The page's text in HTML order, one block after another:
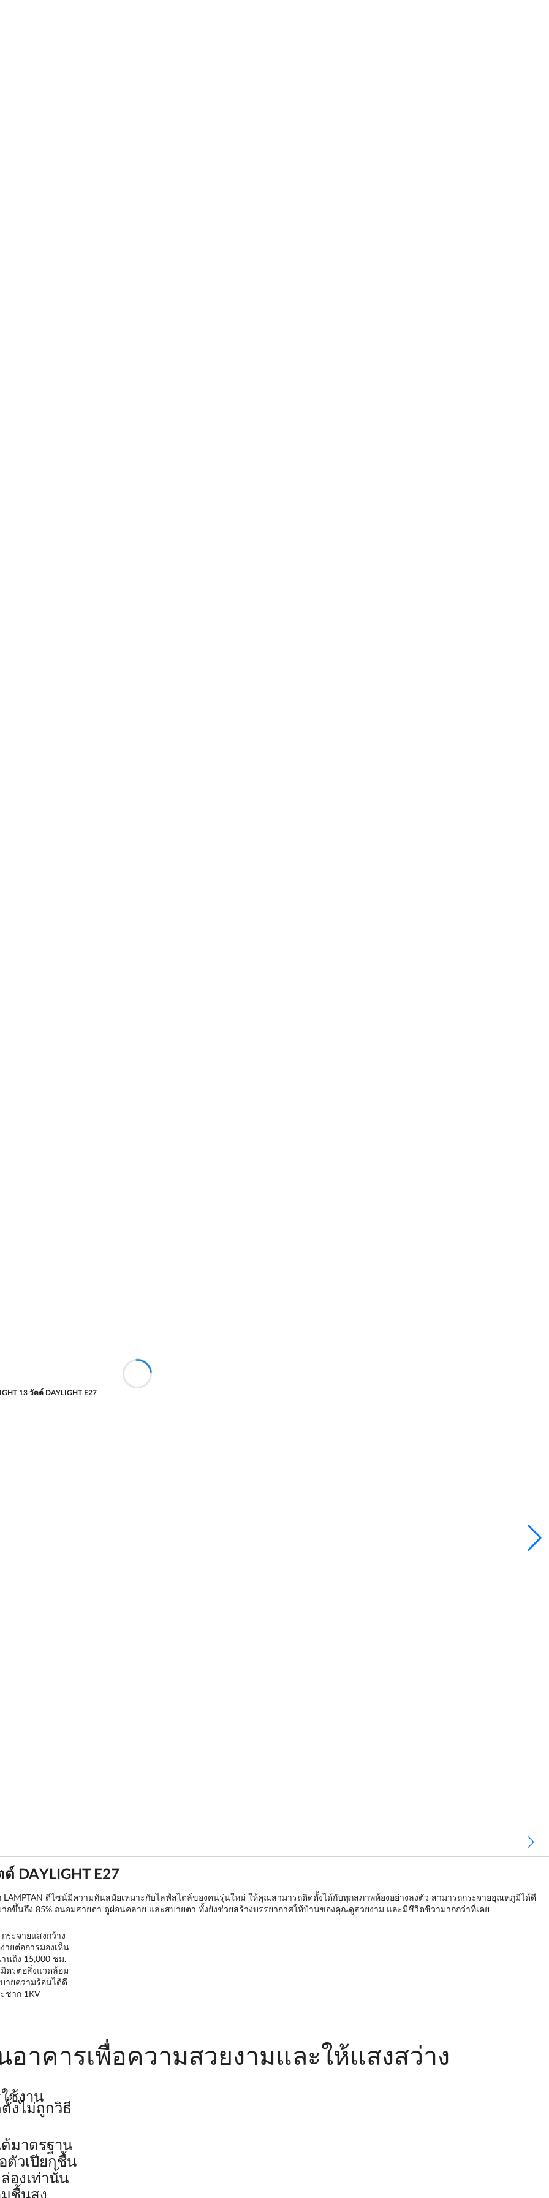
13 วัตต์ DAYLIGHT E27
DAYLIGHT E27
ดีไซน์มีความทันสมัยเหมาะกับไลฟ์สไตล์ของคนรุ่นใหม่ ให้คุณสามารถติดตั้งได้กับทุกสภาพห้องอย่างลงตัว สามารถกระจายอุณหภูมิได้ดี
ขึ้นถึง 85% ถนอมสายตา ดูผ่อนคลาย และสบายตา ทั้งยังช่วยสร้างบรรยากาศให้บ้านของคุณดูสวยงาม และมีชีวิตชีวามากกว่าที่เคย
ระจายแสงกว้าง
ายต่อการมองเห็น
นถึง 15,000 ชม.
ตรต่อสิ่งแวดล้อม
ายความร้อนได้ดี
ชาก 1KV
าคารเพื่อความสวยงามและให้แสงสว่าง
ช้งาน
งไม่ถูกวิธี
มาตรฐาน
ตัวเปียกชื้น
องเท่านั้น